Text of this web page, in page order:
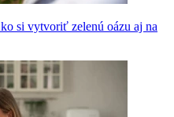
si vytvoriť zelenú oázu aj na